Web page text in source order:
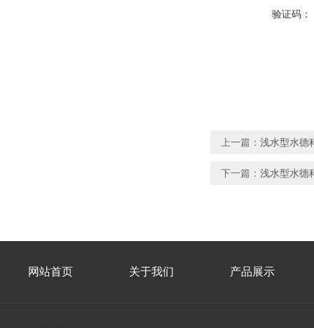
验证码：
上一篇： 浅水型水德
下一篇： 浅水型水德
网站首页 关于我们 产品展示